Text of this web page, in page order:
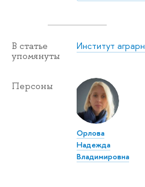
В статье
упомянуты
Институт
Персоны
Орлова
Надежда
Владимировна